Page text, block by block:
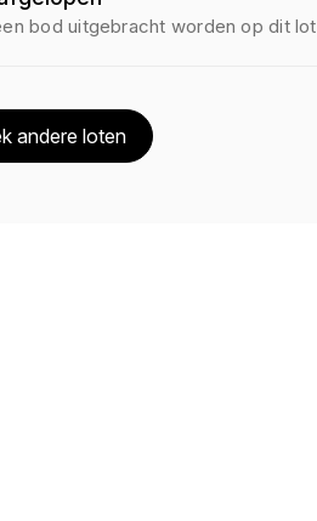
bod uitgebracht worden op dit lot
andere loten